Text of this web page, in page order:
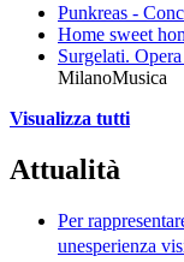
Sei il
Punkreas -
Home sweet
Surgelati.
MilanoMusica
Visualizza tutti
Attualità
Per
unesperienza